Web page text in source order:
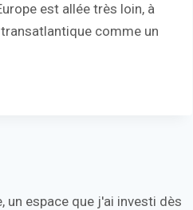
est allée très loin, à
comme un
un espace que j'ai investi dès